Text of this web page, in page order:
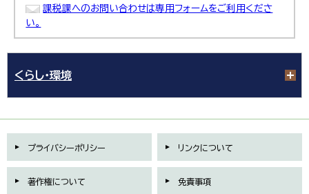
課税課へのお問い合わせは専用フォームをご利用くださ
い。
くらし・環境
プライバシーポリシー リンクについて
著作権について 免責事項